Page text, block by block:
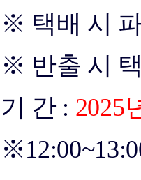
※ 택배 시
※ 반출 시
기 간: 2025